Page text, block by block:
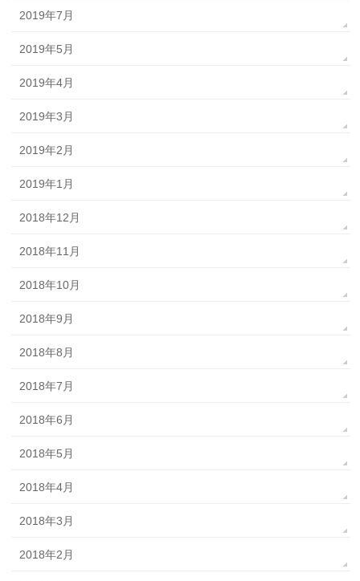
2019年7月
2019年5月
2019年4月
2019年3月
2019年2月
2019年1月
2018年12月
2018年11月
2018年10月
2018年9月
2018年8月
2018年7月
2018年6月
2018年5月
2018年4月
2018年3月
2018年2月